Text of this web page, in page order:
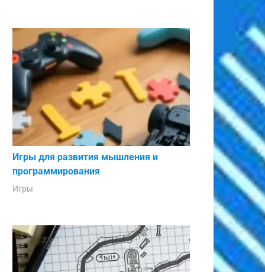
1.760
1.000 2.760
2,000 4.760
5,000 9.760
8,000 17.760
10,000 27.760
Игры для развития мышления и
программирования
Игры